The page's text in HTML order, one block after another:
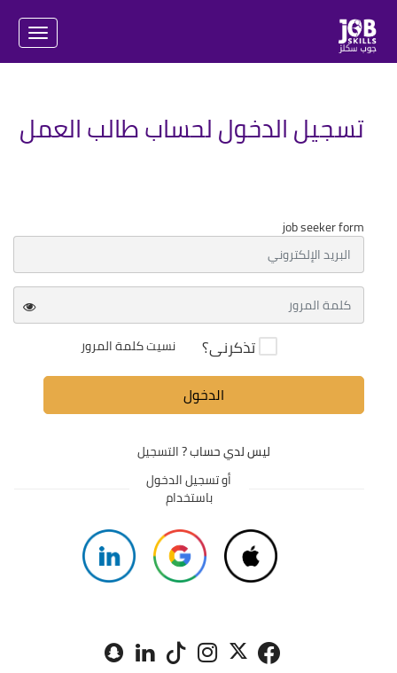
تسجيل الدخول لحساب طالب العمل
job seeker form
تذكرنى؟ نسيت كلمة المرور
الدخول
ليس لدي حساب ?التسجيل
أو تسجيل الدخول
باستخدام